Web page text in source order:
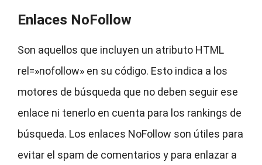
Enlaces NoFollow
Son aquellos que incluyen un atributo HTML
rel=»nofollow» en su código. Esto indica a los
motores de búsqueda que no deben seguir ese
enlace ni tenerlo en cuenta para los rankings de
búsqueda. Los enlaces NoFollow son útiles para
evitar el spam de comentarios y para enlazar a